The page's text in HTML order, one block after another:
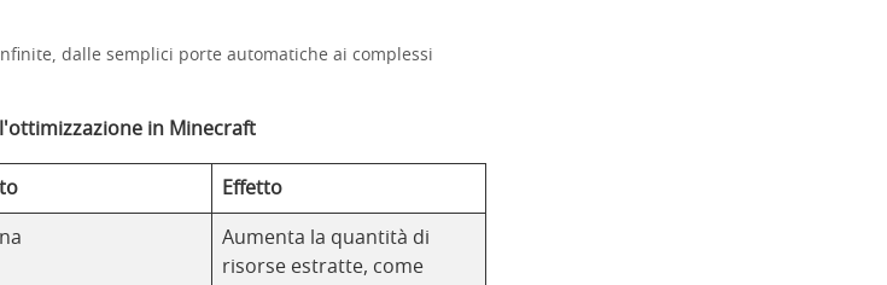
dalle semplici porte automatiche ai complessi
in Minecraft
Effetto
Aumenta la quantità di
risorse estratte, come